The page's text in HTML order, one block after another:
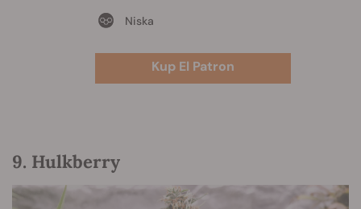
Niska
Kup El Patron
9. Hulkberry